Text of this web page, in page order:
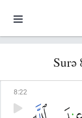
Surə
8:22